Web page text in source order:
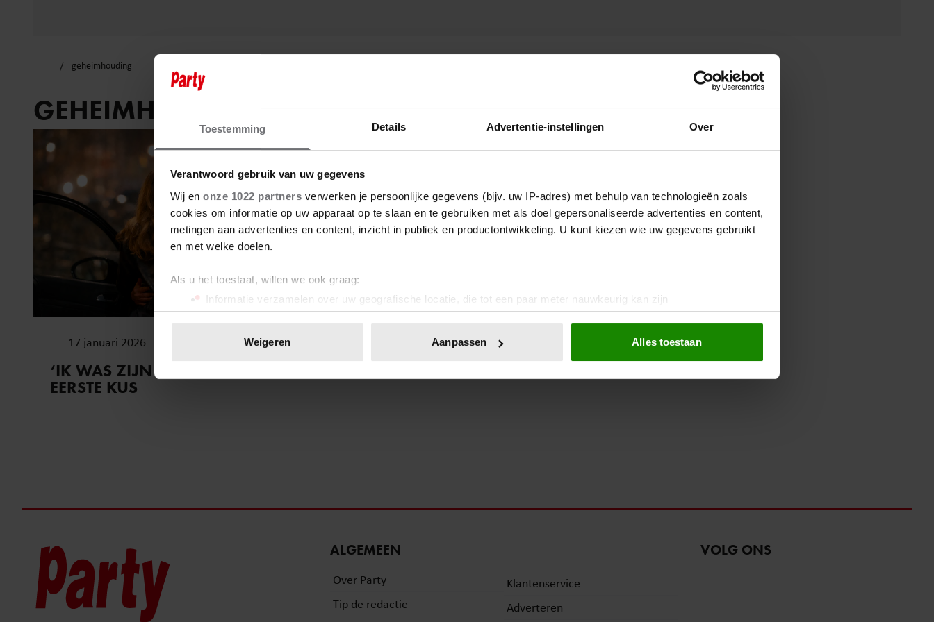
Toestemming Details Advertentie-instellingen Over
Verantwoord gebruik van uw gegevens
Wij en onze 1022 partners verwerken je persoonlijke gegevens (bijv. uw IP-adres) met behulp van technologieën zoals
cookies om informatie op uw apparaat op te slaan en te gebruiken met als doel gepersonaliseerde advertenties en content,
metingen aan advertenties en content, inzicht in publiek en productontwikkeling. U kunt kiezen wie uw gegevens gebruikt
en met welke doelen.
Als u het toestaat, willen we ook graag:
Informatie verzamelen over uw geografische locatie, die tot een paar meter nauwkeurig kan zijn
Uw apparaat identificeren door het actief te scannen op specifieke eigenschappen (fingerprinting)
toestemming op elk moment wijzigen of intrekken in de Cookieverklaring.
Weigeren Aanpassen Alles toestaan
geheimhouding
GEHEIMHOUDING
17 januari 2026
‘IK WAS ZIJN GEHEIM’: DE
EERSTE KUS
ALGEMEEN
Over Party
Tip de redactie
Klantenservice
Adverteren
VOLG ONS